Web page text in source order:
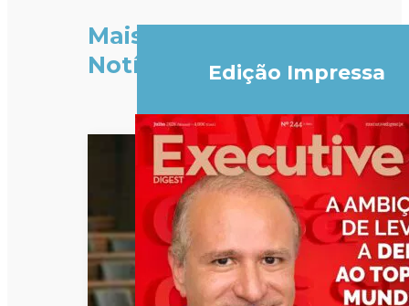
Mais
Notícias
Edição Impressa